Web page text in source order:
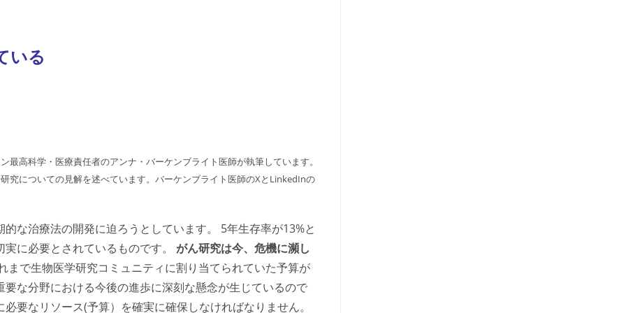
いる
高科学・医療責任者のアンナ・バーケンブライト医師が執筆しています。
究についての見解を述べています。バーケンブライト医師のXとLinkedInの
な治療法の開発に迫ろうとしています。 5年生存率が13%と
に必要とされているものです。 がん研究は今、危機に瀕し
で生物医学研究コミュニティに割り当てられていた予算が
な分野における今後の進歩に深刻な懸念が生じているので
要なリソース(予算）を確実に確保しなければなりません。